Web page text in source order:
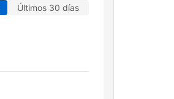
Últimos 30 días